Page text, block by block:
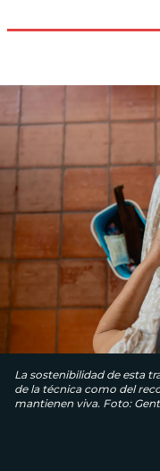
La sostenibilidad de esta
de la técnica como del
mantienen viva. Foto: